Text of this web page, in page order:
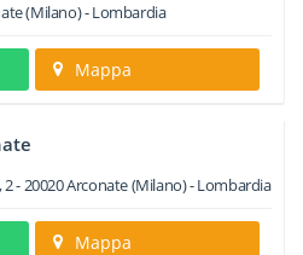
(Milano) -Lombardia
Mappa
2-20020Arconate(Milano) -Lombardia
Mappa